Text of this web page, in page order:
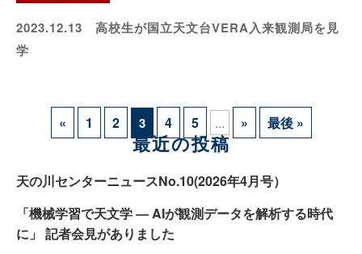
2023.12.13 高校生が国立天文台VERA入来観測局を見
学
« 1 2 3 4 5 ... » 最後 »
最近の投稿
天の川センターニュースNo.10(2026年4月号）
「機械学習で天文学 ― AIが観測データを解析する時代
に」 記者会見がありました